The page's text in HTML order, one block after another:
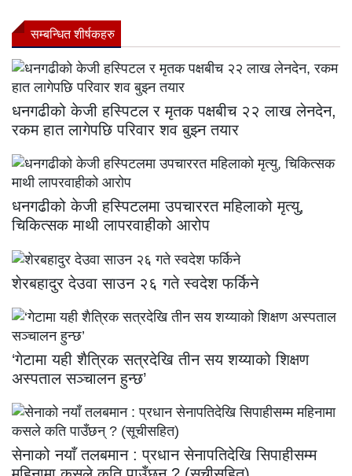
सम्बन्धित शीर्षकहरु
धनगढीको केजी हस्पिटल र मृतक पक्षबीच २२ लाख लेनदेन,
रकम हात लागेपछि परिवार शव बुझ्न तयार
धनगढीको केजी हस्पिटलमा उपचाररत महिलाको मृत्यु,
चिकित्सक माथी लापरवाहीको आरोप
शेरबहादुर देउवा साउन २६ गते स्वदेश फर्किने
‘गेटामा यही शैत्रिक सत्रदेखि तीन सय शय्याको शिक्षण
अस्पताल सञ्चालन हुन्छ’
सेनाको नयाँ तलबमान : प्रधान सेनापतिदेखि सिपाहीसम्म